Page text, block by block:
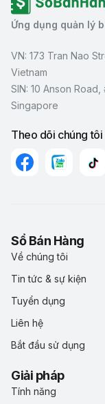
Ứng dụng quản lý
VN: 173 Tran Nao
Vietnam
SIN: 10 Anson
Singapore
Theo dõi chúng tôi
Sổ Bán Hàng
Về chúng tôi
Tin tức & sự kiện
Tuyển dụng
Liên hệ
Bắt đầu sử dụng
Giải pháp
Tính năng